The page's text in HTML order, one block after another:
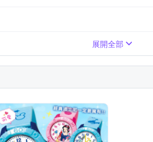
展開全部